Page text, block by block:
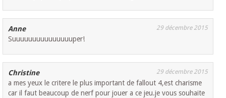
Anne 29 décembre 2015
Suuuuuuuuuuuuuuuper!
Christine 29 décembre 2015
a mes yeux le critere le plus important de fallout 4,est charisme
car il faut beaucoup de nerf pour jouer a ce jeu.je vous souhaite